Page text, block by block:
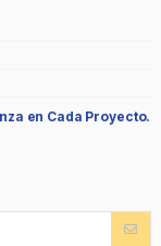
en Cada Proyecto.